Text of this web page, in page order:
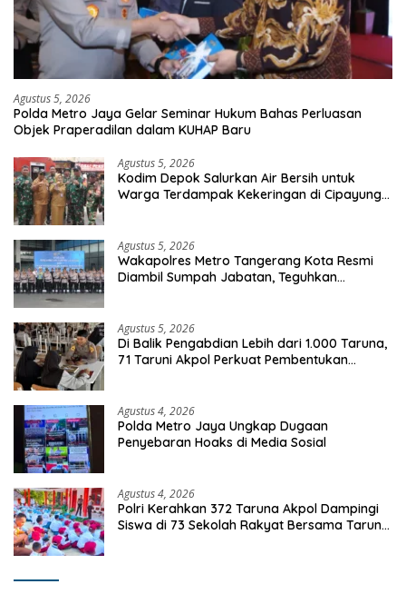
Agustus 5, 2026
Polda Metro Jaya Gelar Seminar Hukum Bahas Perluasan
Objek Praperadilan dalam KUHAP Baru
Agustus 5, 2026
Kodim Depok Salurkan Air Bersih untuk
Warga Terdampak Kekeringan di Cipayung
Agustus 5, 2026
Wakapolres Metro Tangerang Kota Resmi
Diambil Sumpah Jabatan, Teguhkan
Agustus 5, 2026
Di Balik Pengabdian Lebih dari 1.000 Taruna,
71 Taruni Akpol Perkuat Pembentukan
Agustus 4, 2026
Polda Metro Jaya Ungkap Dugaan
Penyebaran Hoaks di Media Sosial
Agustus 4, 2026
Polri Kerahkan 372 Taruna Akpol Dampingi
Siswa di 73 Sekolah Rakyat Bersama Taruna